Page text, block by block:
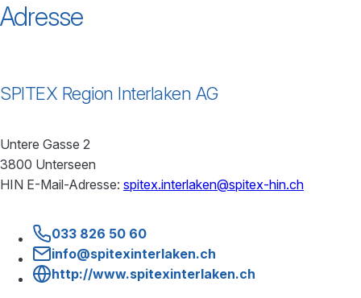
Adresse
SPITEX Region Interlaken AG
Untere Gasse 2
3800 Unterseen
HIN E-Mail-Adresse: spitex.interlaken@spitex-hin.ch
033 826 50 60
info@spitexinterlaken.ch
http://www.spitexinterlaken.ch